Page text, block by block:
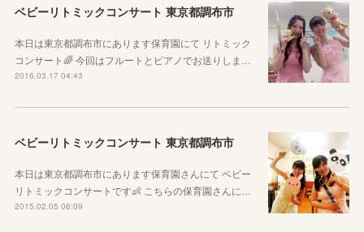
ベビーリトミックコンサート 東京都調布市
本日は東京都調布市にあります保育園にて リトミック
コンサート🌈 今回はフルートとピアノでお送りしま…
2016.03.17 04:43
ベビーリトミックコンサート 東京都調布市
本日は東京都調布市にあります保育園さんにて ベビー
リトミックコンサートです👶 こちらの保育園さんに…
2015.02.05 06:09